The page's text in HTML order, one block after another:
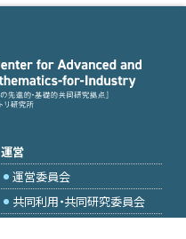
運営
運営委員会
共同利用・共同研究委員会